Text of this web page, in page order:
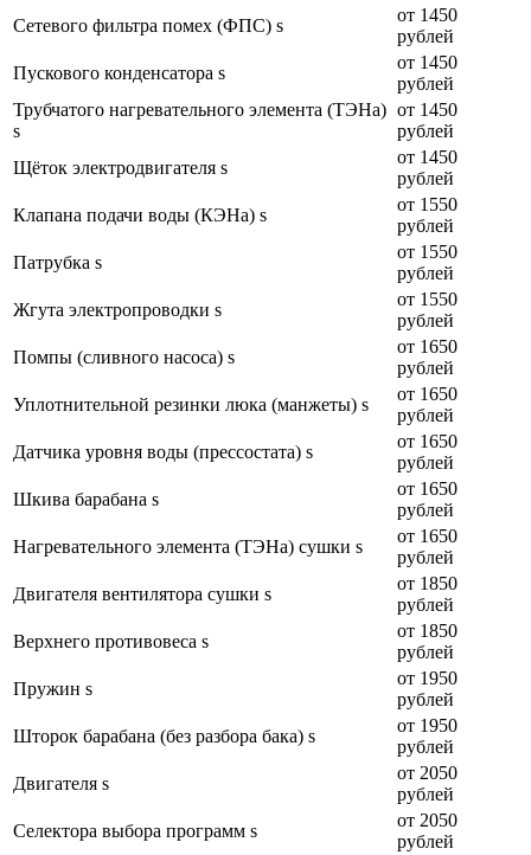
Сетевого фильтра помех (ФПС) s
от 1450
рублей
Пускового конденсатора s
от 1450
рублей
Трубчатого нагревательного элемента (ТЭНа)
s
от 1450
рублей
Щёток электродвигателя s
от 1450
рублей
Клапана подачи воды (КЭНа) s
от 1550
рублей
Патрубка s
от 1550
рублей
Жгута электропроводки s
от 1550
рублей
Помпы (сливного насоса) s
от 1650
рублей
Уплотнительной резинки люка (манжеты) s
от 1650
рублей
Датчика уровня воды (прессостата) s
от 1650
рублей
Шкива барабана s
от 1650
рублей
Нагревательного элемента (ТЭНа) сушки s
от 1650
рублей
Двигателя вентилятора сушки s
от 1850
рублей
Верхнего противовеса s
от 1850
рублей
Пружин s
от 1950
рублей
Шторок барабана (без разбора бака) s
от 1950
рублей
Двигателя s
от 2050
рублей
Селектора выбора программ s
от 2050
рублей